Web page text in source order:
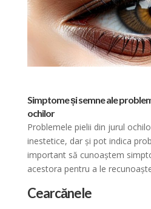
Simptome și semne ale
ochilor
Problemele pielii din jurul
inestetice, dar și pot indica
important să cunoaștem
acestora pentru a le
Cearcănele